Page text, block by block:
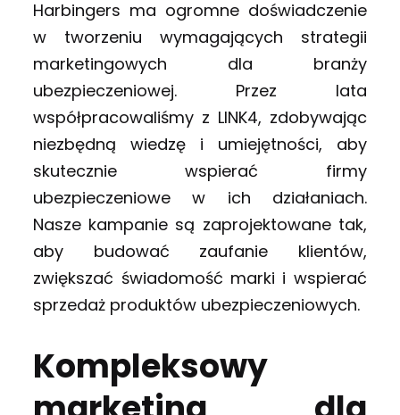
Harbingers ma ogromne doświadczenie
w tworzeniu wymagających strategii
marketingowych dla branży
ubezpieczeniowej. Przez lata
współpracowaliśmy z LINK4, zdobywając
niezbędną wiedzę i umiejętności, aby
skutecznie wspierać firmy
ubezpieczeniowe w ich działaniach.
Nasze kampanie są zaprojektowane tak,
aby budować zaufanie klientów,
zwiększać świadomość marki i wspierać
sprzedaż produktów ubezpieczeniowych.
Kompleksowy